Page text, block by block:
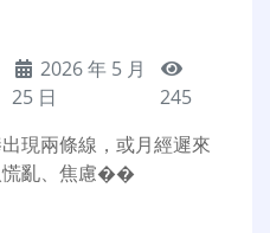
2026 年 5 月
25 日
245
現兩條線，或月經遲來
慌亂、焦慮��